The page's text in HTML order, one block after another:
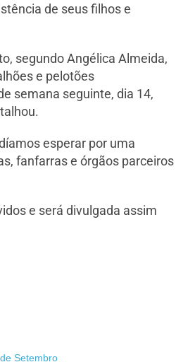
de seus filhos e
segundo Angélica Almeida,
e pelotões
semana seguinte, dia 14,
esperar por uma
fanfarras e órgãos parceiros
e será divulgada assim
Setembro